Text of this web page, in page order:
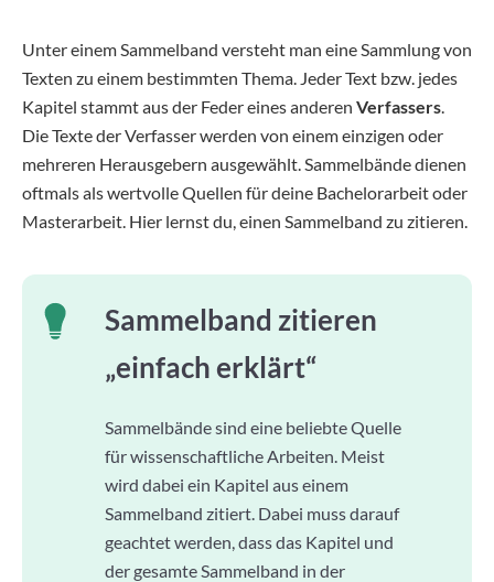
Unter einem Sammelband versteht man eine Sammlung von
Texten zu einem bestimmten Thema. Jeder Text bzw. jedes
Kapitel stammt aus der Feder eines anderen Verfassers.
Die Texte der Verfasser werden von einem einzigen oder
mehreren Herausgebern ausgewählt. Sammelbände dienen
oftmals als wertvolle Quellen für deine Bachelorarbeit oder
Masterarbeit. Hier lernst du, einen Sammelband zu zitieren.
Sammelband zitieren
„einfach erklärt“
Sammelbände sind eine beliebte Quelle
für wissenschaftliche Arbeiten. Meist
wird dabei ein Kapitel aus einem
Sammelband zitiert. Dabei muss darauf
geachtet werden, dass das Kapitel und
der gesamte Sammelband in der